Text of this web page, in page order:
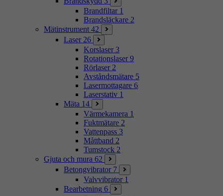
Brandfiltar 1
Brandsläckare 2
Mätinstrument 42
Laser 26
Korslaser 3
Rotationslaser 9
Rörlaser 2
Avståndsmätare 5
Lasermottagare 6
Laserstativ 1
Mäta 14
Värmekamera 1
Fuktmätare 2
Vattenpass 3
Måttband 2
Tumstock 2
Gjuta och mura 62
Betongvibrator 7
Valvvibrator 1
Bearbetning 6